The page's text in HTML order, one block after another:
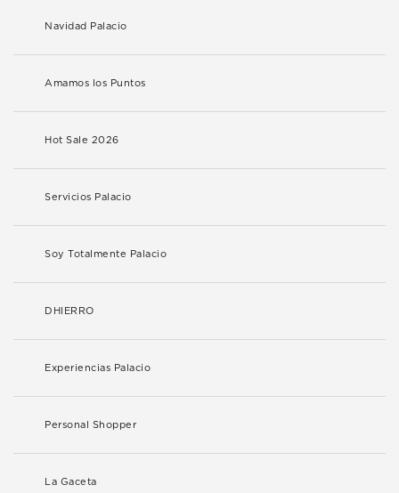
Navidad Palacio
Amamos los Puntos
Hot Sale 2026
Servicios Palacio
Soy Totalmente Palacio
DHIERRO
Experiencias Palacio
Personal Shopper
La Gaceta